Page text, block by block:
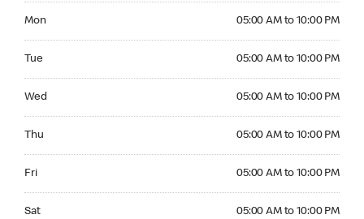
Mon 05:00 AM to 10:00 PM
Tue 05:00 AM to 10:00 PM
Wed 05:00 AM to 10:00 PM
Thu 05:00 AM to 10:00 PM
Fri 05:00 AM to 10:00 PM
Sat 05:00 AM to 10:00 PM